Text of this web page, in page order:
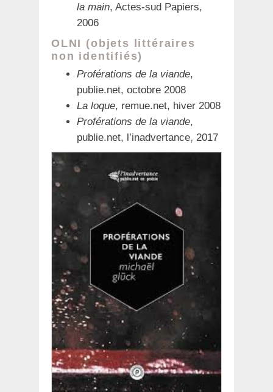
la main, Actes-sud Papiers,
2006
OLNI (objets littéraires
non identifiés)
Proférations de la viande,
publie.net, octobre 2008
La loque, remue.net, hiver 2008
Proférations de la viande,
publie.net, l’inadvertance, 2017